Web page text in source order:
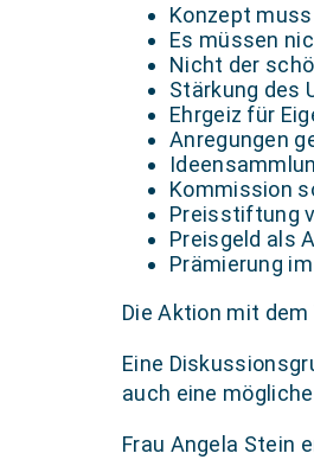
Konzept
Es müssen
Nicht der
Stärkung des
Ehrgeiz für
Anregungen
Kommission
Preisstiftung
Preisgeld als
Prämierung
Die Aktion mit
Eine
auch eine
Frau Angela Stein